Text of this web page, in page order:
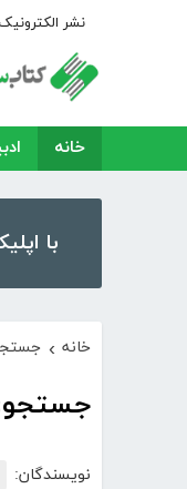
نشر
خانه
با اپلیکیشن
خانه ›
جستجو:
نویسندگان: